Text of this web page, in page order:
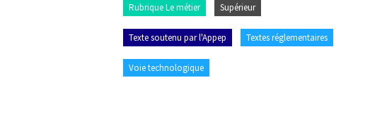
Rubrique Le métier Supérieur
Texte soutenu par l'Appep Textes réglementaires
Voie technologique